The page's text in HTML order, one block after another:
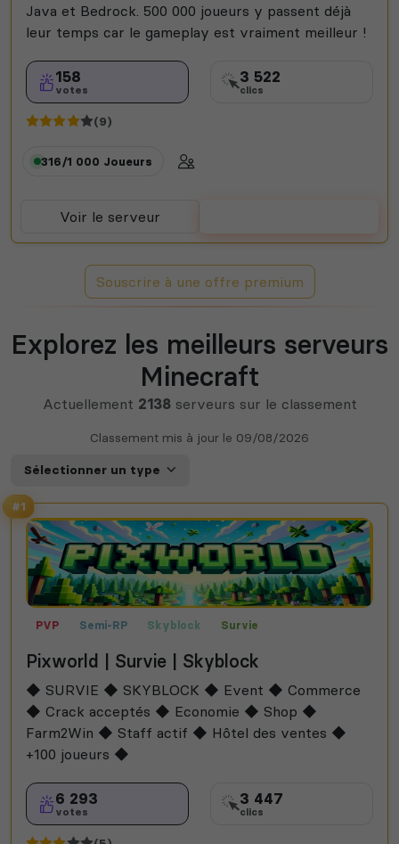
Java et Bedrock. 500 000 joueurs y passent déjà
leur temps car le gameplay est vraiment meilleur !
158
votes
3 522
clics
(9)
316/1 000 Joueurs
Voir le serveur
Souscrire à une offre premium
Explorez les meilleurs serveurs
Minecraft
Actuellement 2138serveurs sur le classement
Classement mis à jour le 09/08/2026
Sélectionner un type
#1
PVP Semi-RP Skyblock Survie
Pixworld | Survie | Skyblock
◆ SURVIE ◆ SKYBLOCK ◆ Event ◆ Commerce
◆ Crack acceptés ◆ Economie ◆ Shop ◆
Farm2Win ◆ Staff actif ◆ Hôtel des ventes ◆
+100 joueurs ◆
6 293
votes
3 447
clics